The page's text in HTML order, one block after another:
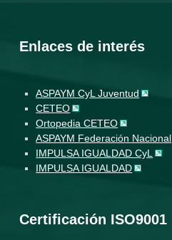
Enlaces de interés
ASPAYM CyL Juventud
CETEO
Ortopedia CETEO
ASPAYM Federación Nacional
IMPULSA IGUALDAD CyL
IMPULSA IGUALDAD
Certificación ISO9001